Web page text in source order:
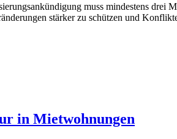
muss mindestens
stärker zu schützen und
in Mietwohnungen